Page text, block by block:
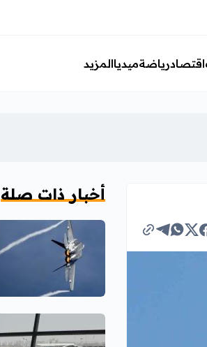
اقتصادرياضةميدياالمزيد
أخبار ذات صلة